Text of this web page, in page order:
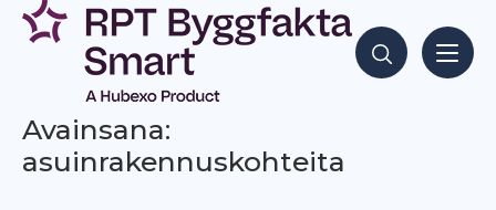
Siirry
sisältöön
Hae sisältöjä
Avainsana:
asuinrakennuskohteita